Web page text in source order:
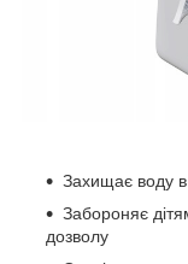
Захищає воду в
Забороняє
дозволу